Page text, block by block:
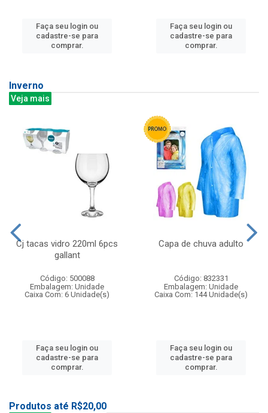
Faça seu login ou
cadastre-se para
comprar.
Faça seu login ou
cadastre-se para
comprar.
Inverno
Veja mais
Cj tacas vidro 220ml 6pcs
gallant
Código: 500088
Embalagem: Unidade
Caixa Com: 6 Unidade(s)
Faça seu login ou
cadastre-se para
comprar.
Capa de chuva adulto
Código: 832331
Embalagem: Unidade
Caixa Com: 144 Unidade(s)
Faça seu login ou
cadastre-se para
comprar.
Produtos até R$20,00